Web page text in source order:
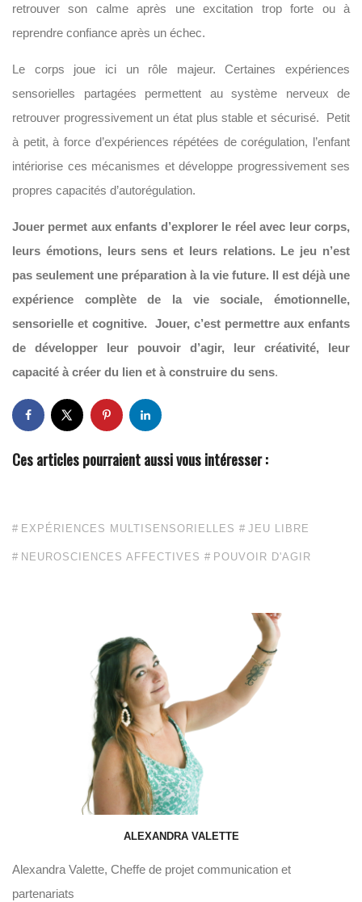
retrouver son calme après une excitation trop forte ou à
reprendre confiance après un échec.
Le corps joue ici un rôle majeur. Certaines expériences
sensorielles partagées permettent au système nerveux de
retrouver progressivement un état plus stable et sécurisé. Petit
à petit, à force d’expériences répétées de corégulation, l’enfant
intériorise ces mécanismes et développe progressivement ses
propres capacités d’autorégulation.
Jouer permet aux enfants d’explorer le réel avec leur corps,
leurs émotions, leurs sens et leurs relations. Le jeu n’est
pas seulement une préparation à la vie future. Il est déjà une
expérience complète de la vie sociale, émotionnelle,
sensorielle et cognitive. Jouer, c’est permettre aux enfants
de développer leur pouvoir d’agir, leur créativité, leur
capacité à créer du lien et à construire du sens.
Ces articles pourraient aussi vous intéresser :
EXPÉRIENCES MULTISENSORIELLES JEU LIBRE
NEUROSCIENCES AFFECTIVES POUVOIR D'AGIR
ALEXANDRA VALETTE
Alexandra Valette, Cheffe de projet communication et
partenariats